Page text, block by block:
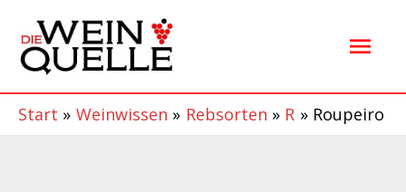
Inhalt
springen
Start Weinwissen Rebsorten R Roupeiro